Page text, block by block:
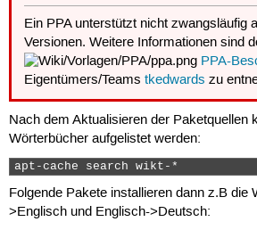
Ein PPA unterstützt nicht zwangsläufig
Versionen. Weitere Informationen sind
PPA-
Eigentümers/Teamstkedwards zu
Nach dem Aktualisieren der Paketquellen
Wörterbücher aufgelistet werden:
apt-cache search wikt-*
Folgende Pakete installieren dann z.B die
>Englisch und Englisch->Deutsch: